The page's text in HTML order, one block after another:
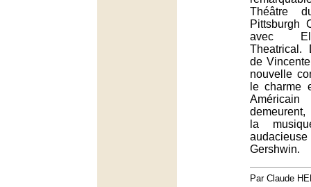
Théâtre
Pittsburgh
avec
Theatrical.
de
nouvelle
le charme
la
Gershwin.
Par Claude